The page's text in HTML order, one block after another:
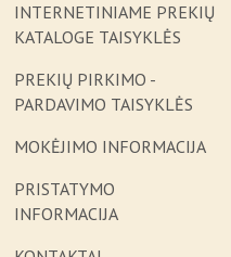
INTERNETINIAME PREKIŲ
KATALOGE TAISYKLĖS
PREKIŲ PIRKIMO -
PARDAVIMO TAISYKLĖS
MOKĖJIMO INFORMACIJA
PRISTATYMO
INFORMACIJA